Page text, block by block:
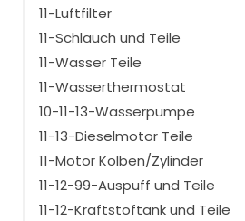
11-Luftfilter
11-Schlauch und Teile
11-Wasser Teile
11-Wasserthermostat
10-11-13-Wasserpumpe
11-13-Dieselmotor Teile
11-Motor Kolben/Zylinder
11-12-99-Auspuff und Teile
11-12-Kraftstoftank und Teile